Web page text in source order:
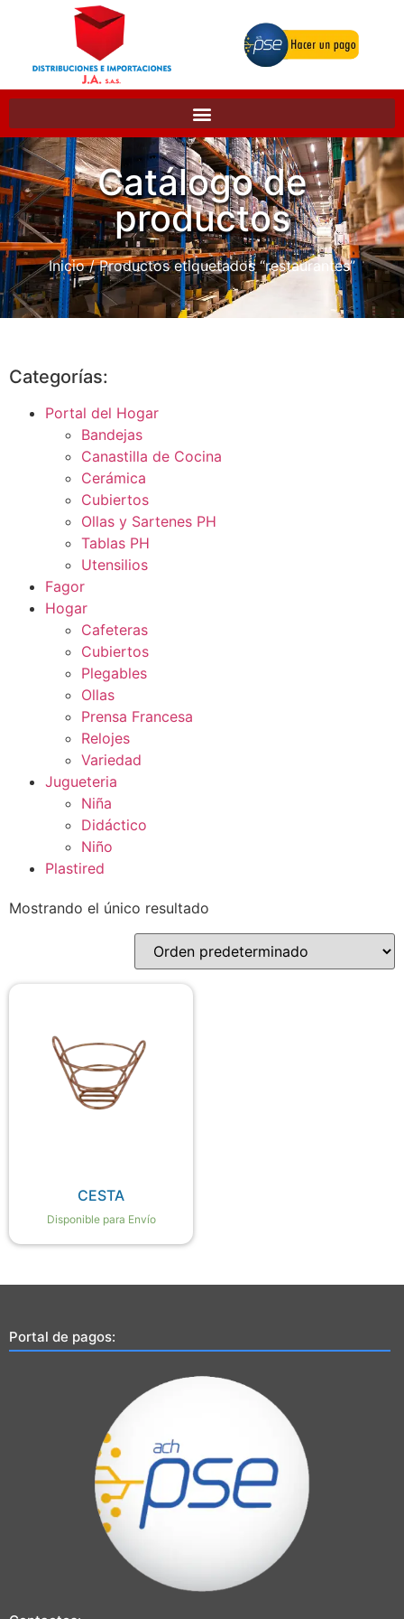
Catálogo de
productos
Inicio/ Productos etiquetados “restaurantes”
Categorías:
Portal del Hogar
Bandejas
Canastilla de Cocina
Cerámica
Cubiertos
Ollas y Sartenes PH
Tablas PH
Utensilios
Fagor
Hogar
Cafeteras
Cubiertos
Plegables
Ollas
Prensa Francesa
Relojes
Variedad
Jugueteria
Niña
Didáctico
Niño
Plastired
Mostrando el único resultado
CESTA
Disponible para Envío
Portal de pagos: